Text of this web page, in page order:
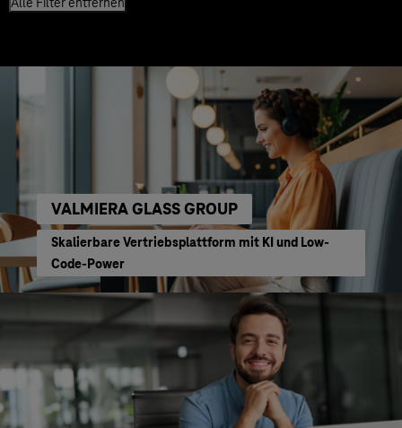
VALMIERA GLASS GROUP
Skalierbare Vertriebsplattform mit KI und Low-
Code-Power